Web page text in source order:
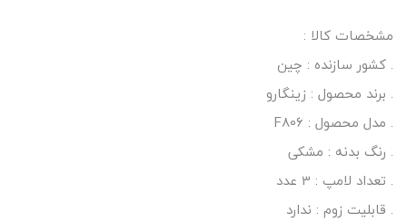
مشخصات کالا :
. کشور سازنده : چین
. برند محصول : زینگارو
. مدل محصول : F806
. رنگ بدنه : مشکی
. تعداد لامپ : 3 عدد
. قابلیت زوم : ندارد